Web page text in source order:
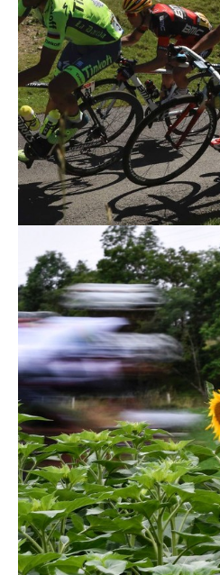
Actualités
Technologies
Tests de produits
Tous nos articles
À propos